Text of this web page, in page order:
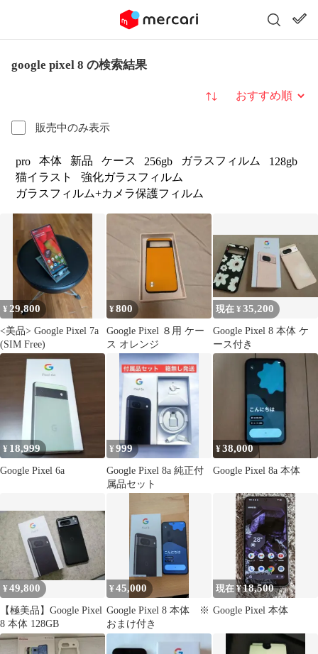
google pixel 8 の検索結果
販売中のみ表示
並び替え
pro 本体 新品 ケース 256gb ガラスフィルム
128gb
猫イラスト
強化ガラスフィルム
ガラスフィルム+カメラ保護フィルム
¥ 29,800
<美品> Google Pixel 7a
(SIM Free)
¥800
Google Pixel ８用 ケー
ス オレンジ
現在 ¥35,200
Google Pixel 8 本体 ケ
ース付き
¥ 18,999
Google Pixel 6a
¥999
Google Pixel 8a 純正付
属品セット
¥38,000
Google Pixel 8a 本体
¥49,800
【極美品】Google Pixel
8 本体 128GB
¥45,000
Google Pixel 8 本体 ※
おまけ付き
現在 ¥18,500
Google Pixel 本体